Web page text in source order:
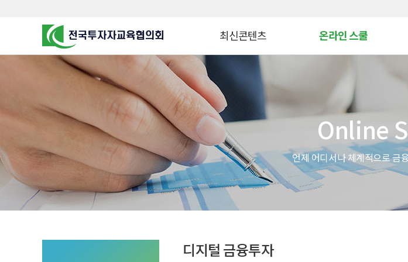
알고 투자하면
꿈이 커집니다
KOREA COUNCIL FOR
INVESTOR EDUCATION
최신콘텐츠
찾아가는 군장병 금융투자교육
찾아가는 연금ᆞ자산 관리 교육
금융투자 HOWTO
군장병 금융투자 아카데미
MZ 머니 헌터스
자립준비청년을 위한 든든한 금융!
1:1 자산관리법
온라인 스쿨
연금 스쿨
ETF 스쿨
생애자산관리스쿨
대체투자스쿨
파생상품스쿨
Online
언제 어디서나 체계적으로 금
디지털 금융투자